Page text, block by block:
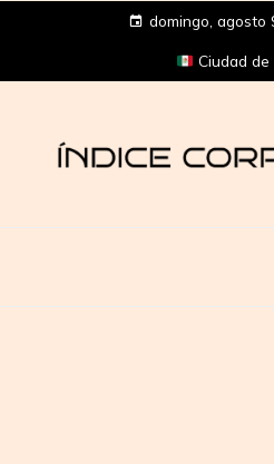
domingo, agosto
Ciudad de